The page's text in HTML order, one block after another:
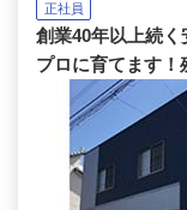
正社員
創業40年以上続
プロに育てます！